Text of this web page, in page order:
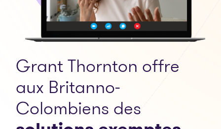
Grant Thornton offre
aux Britanno-
Colombiens des